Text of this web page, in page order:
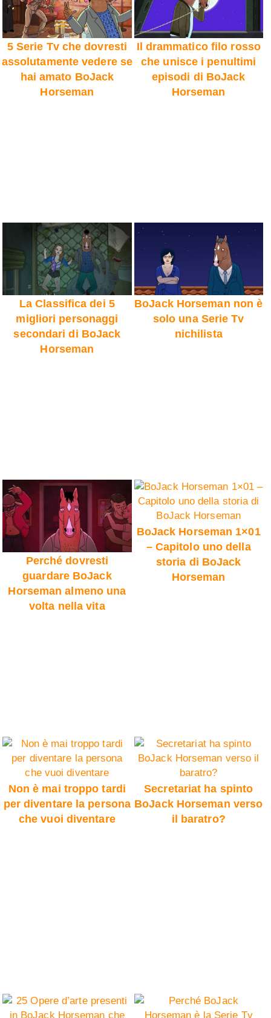
5 Serie Tv che dovresti
assolutamente vedere se
hai amato BoJack
Horseman
Il drammatico filo rosso
che unisce i penultimi
episodi di BoJack
Horseman
La Classifica dei 5
migliori personaggi
secondari di BoJack
Horseman
BoJack Horseman non è
solo una Serie Tv
nichilista
Perché dovresti
guardare BoJack
Horseman almeno una
volta nella vita
BoJack Horseman 1×01
– Capitolo uno della
storia di BoJack
Horseman
Non è mai troppo tardi
per diventare la persona
che vuoi diventare
Secretariat ha spinto
BoJack Horseman verso
il baratro?